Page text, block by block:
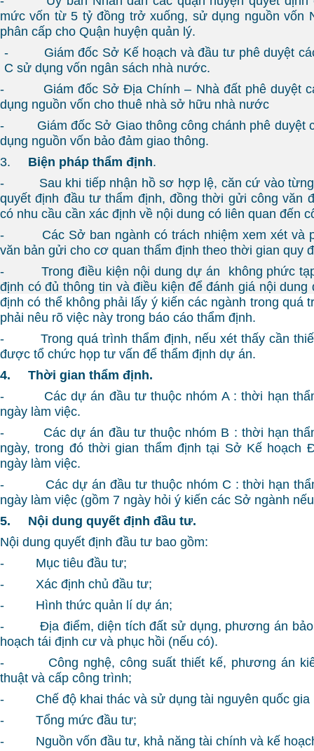
mức vốn từ 5 tỷ đồng trở xuống, sử dụng nguồn vốn
phân cấp cho Quận huyện quản lý.
- Giám đốc Sở Kế hoạch và đầu tư phê duyệt
C sử dụng vốn ngân sách nhà nước.
- Giám đốc Sở Địa Chính – Nhà đất phê duyệt
dụng nguồn vốn cho thuê nhà sở hữu nhà nước
- Giám đốc Sở Giao thông công chánh phê duyệt
dụng nguồn vốn bảo đảm giao thông.
3. Biện pháp thẩm định.
- Sau khi tiếp nhận hồ sơ hợp lệ, căn cứ vào từng
quyết định đầu tư thẩm định, đồng thời gửi công văn
có nhu cầu cần xác định về nội dung có liên quan đến
- Các Sở ban ngành có trách nhiệm xem xét và
văn bản gửi cho cơ quan thẩm định theo thời gian quy
- Trong điều kiện nội dung dự án không phức tạp
định có đủ thông tin và điều kiện để đánh giá nội
định có thể không phải lấy ý kiến các ngành trong quá
phải nêu rõ việc này trong báo cáo thẩm định.
- Trong quá trình thẩm định, nếu xét thấy cần
được tổ chức họp tư vấn để thẩm định dự án.
4. Thời gian thẩm định.
- Các dự án đầu tư thuộc nhóm A : thời hạn
ngày làm việc.
- Các dự án đầu tư thuộc nhóm B : thời hạn
ngày, trong đó thời gian thẩm định tại Sở Kế hoạch
ngày làm việc.
- Các dự án đầu tư thuộc nhóm C : thời hạn
ngày làm việc (gồm 7 ngày hỏi ý kiến các Sở ngành
5. Nội dung quyết định đầu tư.
Nội dung quyết định đầu tư bao gồm:
- Mục tiêu đầu tư;
- Xác định chủ đầu tư;
- Hình thức quản lí dự án;
- Địa điểm, diện tích đất sử dụng, phương án bảo
hoạch tái định cư và phục hồi (nếu có).
- Công nghệ, công suất thiết kế, phương án
thuật và cấp công trình;
- Chế độ khai thác và sử dụng tài nguyên quốc gia
- Tổng mức đầu tư;
- Nguồn vốn đầu tư, khả năng tài chính và kế